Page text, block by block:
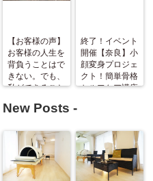
【お客様の声】
お客様の人生を
背負うことはで
きない。でも、
私ができること
終了！イベント
開催【奈良】小
顔変身プロジェ
クト！簡単骨格
セルフケア講座
New Posts -